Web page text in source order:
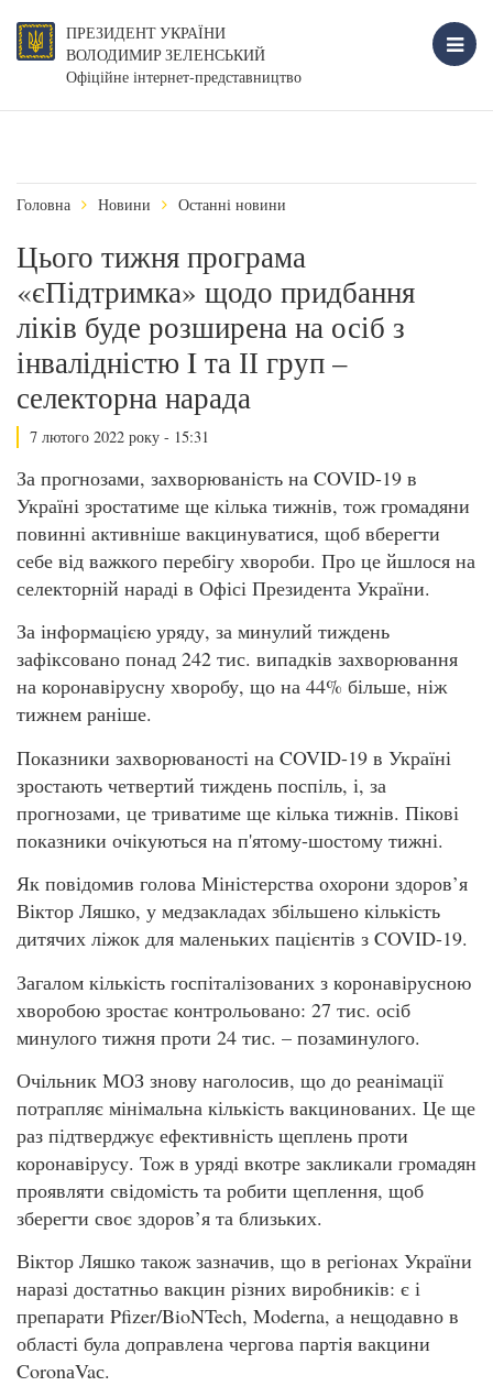
ПРЕЗИДЕНТ УКРАЇНИ
ВОЛОДИМИР ЗЕЛЕНСЬКИЙ
Офіційне інтернет-представництво
Головна Новини Останні новини
Цього тижня програма
«єПідтримка» щодо придбання
ліків буде розширена на осіб з
інвалідністю I та ІІ груп –
селекторна нарада
7 лютого 2022 року - 15:31
За прогнозами, захворюваність на COVID-19 в
Україні зростатиме ще кілька тижнів, тож громадяни
повинні активніше вакцинуватися, щоб вберегти
себе від важкого перебігу хвороби. Про це йшлося на
селекторній нараді в Офісі Президента України.
За інформацією уряду, за минулий тиждень
зафіксовано понад 242 тис. випадків захворювання
на коронавірусну хворобу, що на 44% більше, ніж
тижнем раніше.
Показники захворюваності на COVID-19 в Україні
зростають четвертий тиждень поспіль, і, за
прогнозами, це триватиме ще кілька тижнів. Пікові
показники очікуються на п'ятому-шостому тижні.
Як повідомив голова Міністерства охорони здоров’я
Віктор Ляшко, у медзакладах збільшено кількість
дитячих ліжок для маленьких пацієнтів з COVID-19.
Загалом кількість госпіталізованих з коронавірусною
хворобою зростає контрольовано: 27 тис. осіб
минулого тижня проти 24 тис. – позаминулого.
Очільник МОЗ знову наголосив, що до реанімації
потрапляє мінімальна кількість вакцинованих. Це ще
раз підтверджує ефективність щеплень проти
коронавірусу. Тож в уряді вкотре закликали громадян
проявляти свідомість та робити щеплення, щоб
зберегти своє здоров’я та близьких.
Віктор Ляшко також зазначив, що в регіонах України
наразі достатньо вакцин різних виробників: є і
препарати Pfizer/BioNTech, Moderna, а нещодавно в
області була доправлена чергова партія вакцини
CoronаVaс.